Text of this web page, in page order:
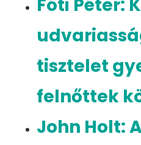
Fóti Péter:
tisztelet
felnőttek
John Holt: